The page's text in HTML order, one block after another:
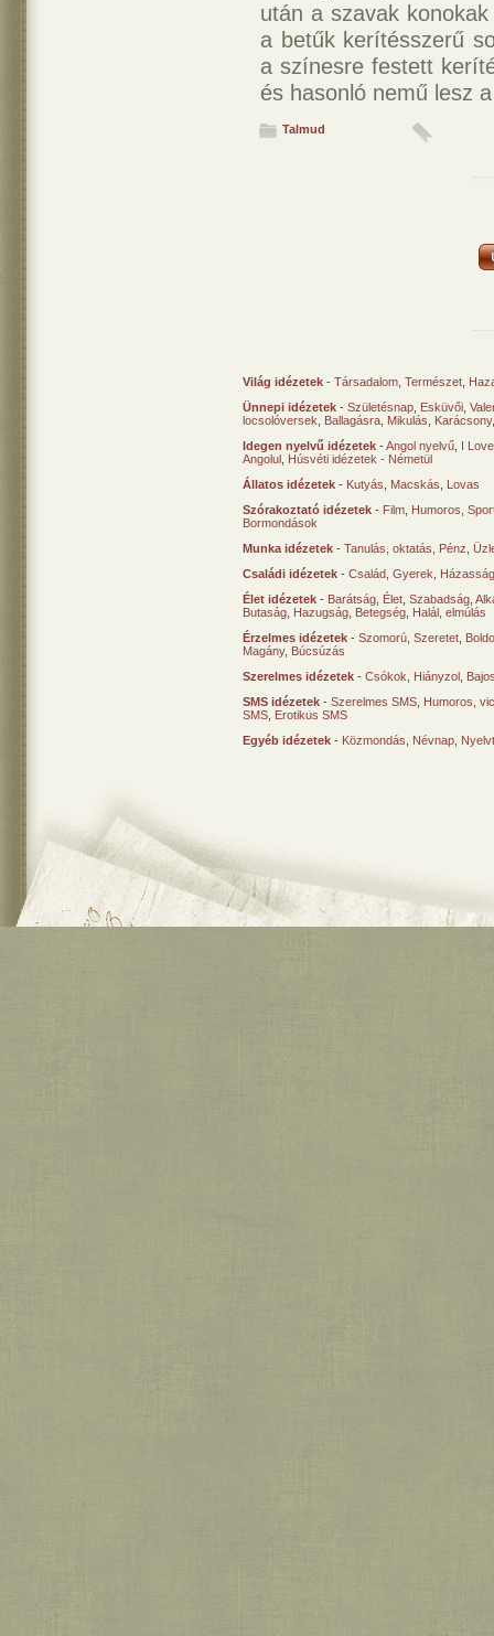
után a szavak
a betűk kerítésszerű
a színesre festett
és hasonló nemű lesz
Talmud
Világ idézetek - Társadalom Természet
Ünnepi idézetek - Születésnap Esküvői
locsolóversek
Ballagásra Mikulás Karácsony
Idegen nyelvű idézetek -Angol nyelvű I
Angolul Húsvéti idézetek - Németül
Állatos idézetek - Kutyás Macskás
Lovas
Szórakoztató idézetek - Film Humoros
Bormondások
Munka idézetek - Tanulás, oktatás Pénz
Családi idézetek - Család Gyerek
Élet idézetek - Barátság Élet Szabadság
Butaság Hazugság Betegség Halál, elmúlás
Érzelmes idézetek - Szomorú Szeretet
Magány, Búcsúzás
Szerelmes idézetek - Csókok Hiányzol
SMS idézetek - Szerelmes SMS Humoros,
SMS Erotikus SMS
Egyéb idézetek - Közmondás Névnap